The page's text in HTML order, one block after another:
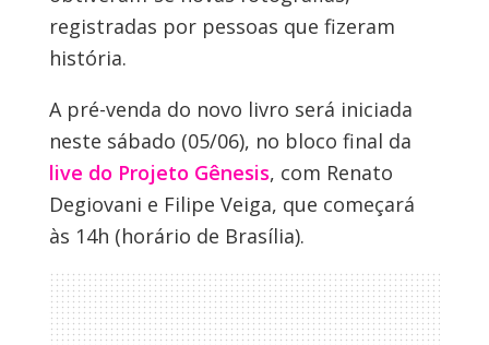
registradas por pessoas que fizeram
história.
A pré-venda do novo livro será iniciada
neste sábado (05/06), no bloco final da
live do Projeto Gênesis, com Renato
Degiovani e Filipe Veiga, que começará
às 14h (horário de Brasília).